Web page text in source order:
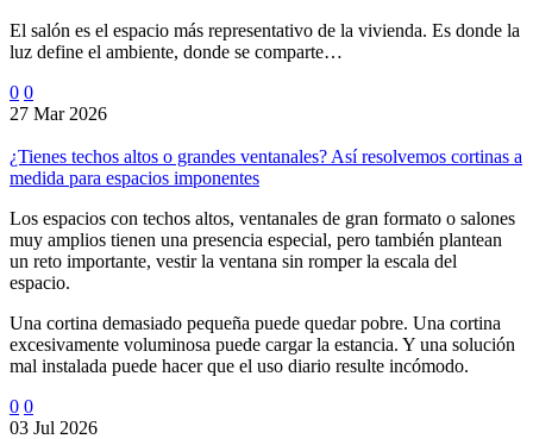
El salón es el espacio más representativo de la vivienda. Es donde la
luz define el ambiente, donde se comparte…
0 0
27 Mar 2026
¿Tienes techos altos o grandes ventanales? Así resolvemos cortinas a
medida para espacios imponentes
Los espacios con techos altos, ventanales de gran formato o salones
muy amplios tienen una presencia especial, pero también plantean
un reto importante, vestir la ventana sin romper la escala del
espacio.
Una cortina demasiado pequeña puede quedar pobre. Una cortina
excesivamente voluminosa puede cargar la estancia. Y una solución
mal instalada puede hacer que el uso diario resulte incómodo.
0 0
03 Jul 2026